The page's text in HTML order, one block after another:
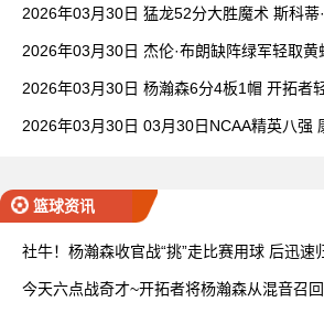
2026年03月30日 猛龙52分大胜魔术 斯科蒂
2026年03月30日 杰伦·布朗缺阵绿军轻取黄
2026年03月30日 杨瀚森6分4板1帽 开拓者
2026年03月30日 03月30日NCAA精英八强
篮球资讯
社牛！杨瀚森收官战“挑”走比赛用球 后迅速
今天六点战奇才~开拓者将杨瀚森从混音召回